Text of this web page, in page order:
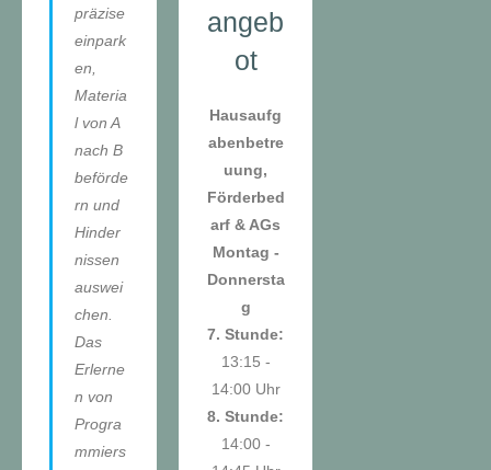
angeb
ot
Hausaufg
abenbetre
uung,
Förderbed
arf & AGs
Montag -
Donnersta
g
7. Stunde:
13:15 -
14:00 Uhr
8. Stunde:
14:00 -
präzise
einpark
en,
Materia
l von A
nach B
beförde
rn und
Hinder
nissen
auswei
chen.
Das
Erlerne
n von
Progra
mmiers